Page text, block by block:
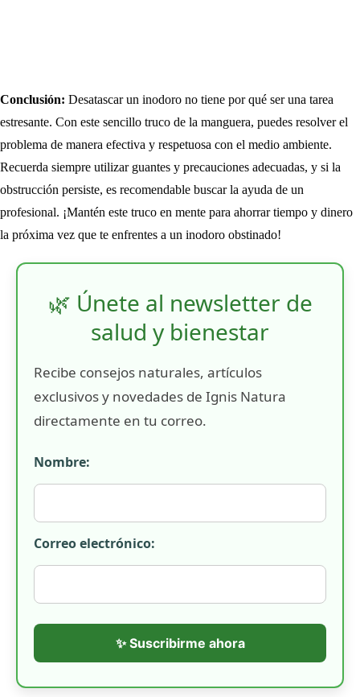
Conclusión: Desatascar un inodoro no tiene por qué ser una tarea
estresante. Con este sencillo truco de la manguera, puedes resolver el
problema de manera efectiva y respetuosa con el medio ambiente.
Recuerda siempre utilizar guantes y precauciones adecuadas, y si la
obstrucción persiste, es recomendable buscar la ayuda de un
profesional. ¡Mantén este truco en mente para ahorrar tiempo y dinero
la próxima vez que te enfrentes a un inodoro obstinado!
🌿 Únete al newsletter de
salud y bienestar
Recibe consejos naturales, artículos
exclusivos y novedades de Ignis Natura
directamente en tu correo.
Nombre:
Correo electrónico:
✨ Suscribirme ahora